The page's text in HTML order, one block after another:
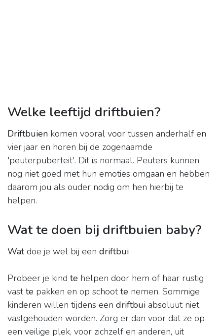
Welke leeftijd driftbuien?
Driftbuien komen vooral voor tussen anderhalf en
vier jaar en horen bij de zogenaamde
'peuterpuberteit'. Dit is normaal. Peuters kunnen
nog niet goed met hun emoties omgaan en hebben
daarom jou als ouder nodig om hen hierbij te
helpen.
Wat te doen bij driftbuien baby?
Watdoe je wel bij een driftbui
Probeer je kind te helpen door hem of haar rustig
vastte pakken en op schootte nemen. Sommige
kinderen willen tijdens een driftbui absoluut niet
vastgehouden worden. Zorg er dan voor dat ze op
een veilige plek, voor zichzelf en anderen, uit